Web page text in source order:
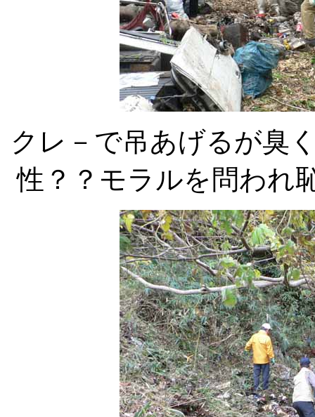
クレ－で吊あげるが臭
性？？モラルを問われ